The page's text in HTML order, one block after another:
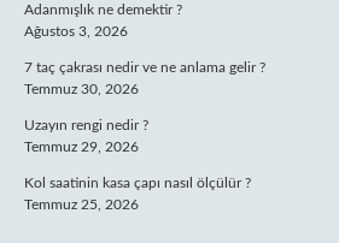
Adanmışlık ne demektir ?
Ağustos 3, 2026
7 taç çakrası nedir ve ne anlama gelir ?
Temmuz 30, 2026
Uzayın rengi nedir ?
Temmuz 29, 2026
Kol saatinin kasa çapı nasıl ölçülür ?
Temmuz 25, 2026